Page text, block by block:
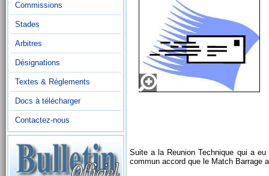
Commissions
Stades
Arbitres
Désignations
Textes & Réglements
Docs à télécharger
Contactez-nous
Suite a la Reunion Technique
commun accord que le Match Barrage